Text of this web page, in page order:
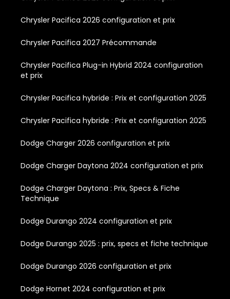
Chrysler Pacifica 2026 configuration et prix
Chrysler Pacifica 2027 Précommande
Chrysler Pacifica Plug-in Hybrid 2024 configuration
et prix
Chrysler Pacifica hybride : Prix et configuration 2025
Chrysler Pacifica hybride : Prix et configuration 2025
Dodge Charger 2026 configuration et prix
Dodge Charger Daytona 2024 configuration et prix
Dodge Charger Daytona : Prix, Specs & Fiche
Technique
Dodge Durango 2024 configuration et prix
Dodge Durango 2025 : prix, specs et fiche technique
Dodge Durango 2026 configuration et prix
Dodge Hornet 2024 configuration et prix